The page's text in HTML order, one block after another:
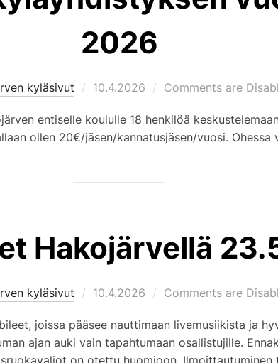
2026
kyläsivut
Posted
10.4.2026 Comments are
entiselle koululle 18 henkilöä
ollen 20€/jäsen/kannatusjäsen/vuosi.
Hakojärvellä
kyläsivut
Posted
10.4.2026 Comments are
joissa pääsee nauttimaan livemusiikista ja
ajan auki vain tapahtumaan osallistujille.
on otettu huomioon. Ilmoittautuminen